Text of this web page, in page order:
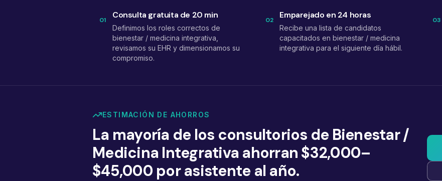
01 Consulta gratuita de 20 min
Definimos los roles correctos de
bienestar / medicina integrativa,
revisamos su EHR y dimensionamos su
compromiso.
02 Emparejado en 24 horas
Recibe una lista de candidatos
capacitados en bienestar / medicina
integrativa para el siguiente día hábil.
03
ESTIMACIÓN DE AHORROS
La mayoría de los consultorios de Bienestar /
Medicina Integrativa ahorran $32,000–
$45,000 por asistente al año.